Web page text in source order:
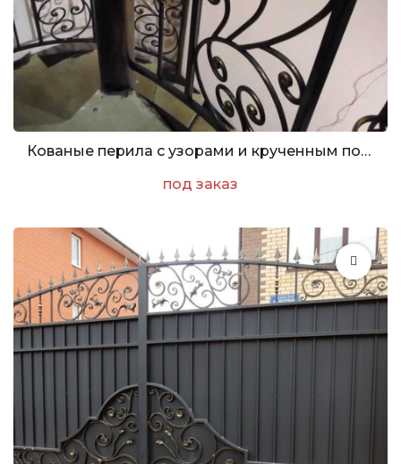
Кованые перила с узорами и крученным поручнем
под заказ